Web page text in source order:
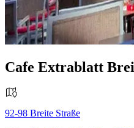
Cafe Extrablatt
92-98 Breite Straße